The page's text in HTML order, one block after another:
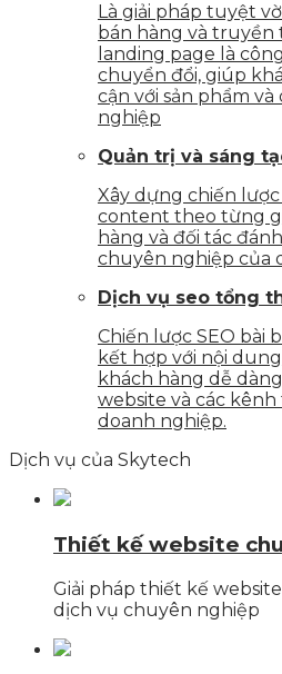
Là giải pháp tuyệt
bán hàng và
landing page là
chuyển đổi, giúp
cận với sản phẩm
nghiệp
Quản trị và sáng
Xây dựng chiến
content theo từng
hàng và đối tác
chuyên nghiệp của
Dịch vụ seo tổng
Chiến lược SEO bài
kết hợp với nội
khách hàng dễ
website và các
doanh nghiệp.
Dịch vụ của Skytech
Thiết kế website
Giải pháp thiết kế
dịch vụ chuyên nghiệp